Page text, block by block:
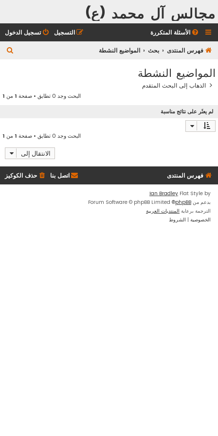
مجالس آل محمد (ع)
الأسئلة المتكررة تسجيل الدخول التسجيل
فهرس المنتدى بحث المواضيع النشطة
المواضيع النشطة
الذهاب إلى البحث المتقدم
البحث وجد 0 تطابق • صفحة 1 من 1
لم يعثَر على نتائج مناسبة
البحث وجد 0 تطابق • صفحة 1 من 1
الانتقال إلى
فهرس المنتدى حذف الكوكيز اتصل بنا
Flat Style by
Ian Bradley
بدعم من phpBB
® Forum Software © phpBB Limited
الترجمة برعاية المنتديات العربية
الخصوصية | الشروط